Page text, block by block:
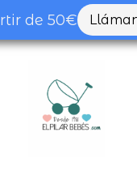
de 50€